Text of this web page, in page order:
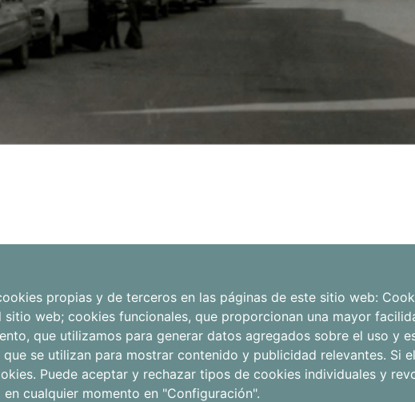
propias y de terceros en las páginas de este sitio web:
sitio web; cookies funcionales, que proporcionan una mayor
que utilizamos para generar datos agregados sobre el uso y
se utilizan para mostrar contenido y publicidad relevantes. Si
Puede aceptar y rechazar tipos de cookies individuales y
cualquier momento en "Configuración".
Apartamentos
Otros
alojamientos
Blog
Qué hacer
Tienda
Faqs
Política de
privacidad